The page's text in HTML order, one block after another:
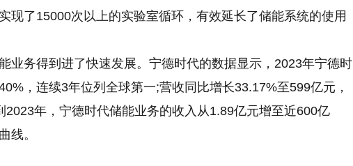
现了15000次以上的实验室循环，有效延长了储能系统的使用
业务得到进了快速发展。宁德时代的数据显示，2023年宁德时
，连续3年位列全球第一;营收同比增长33.17%至599亿元，
2023年，宁德时代储能业务的收入从1.89亿元增至近600亿
线。